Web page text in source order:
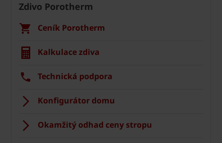
Zdivo Porotherm
Ceník Porotherm
Kalkulace zdiva
Technická podpora
Konfigurátor domu
Okamžitý odhad ceny stropu